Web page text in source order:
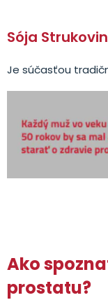
Sója
Je súčasťou
Ako
prostatu?